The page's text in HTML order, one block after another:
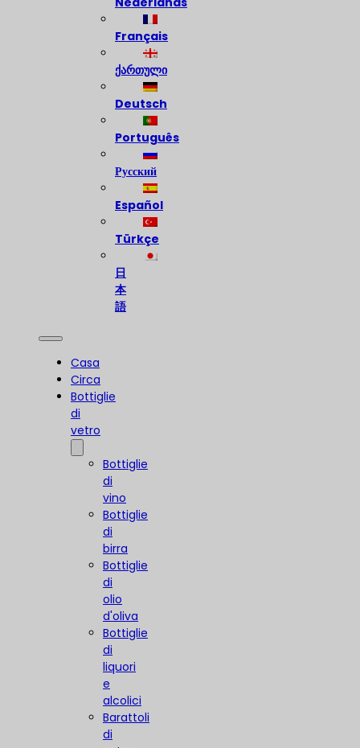
Français
ქართული
Deutsch
Português
Русский
Español
Türkçe
日
本
語
Casa
Circa
Bottiglie
di
vetro
Bottiglie
di
vino
Bottiglie
di
birra
Bottiglie
di
olio
d'oliva
Bottiglie
di
liquori
e
alcolici
Barattoli
di